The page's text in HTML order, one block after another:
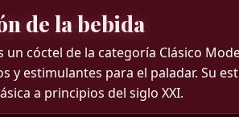
de la bebida
un cóctel de la categoría Clásico
y estimulantes para el paladar. Su
a principios del siglo XXI.